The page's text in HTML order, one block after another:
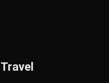
Travel